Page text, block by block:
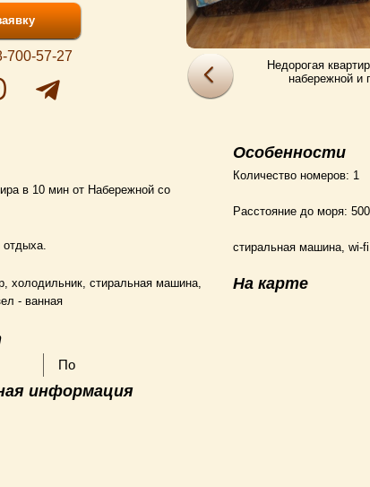
700-57-27
Недорогая
набережной и
в 10 мин от Набережной со
отдыха.
холодильник, стиральная машина,
- ванная
По
информация
Особенности
Количество номеров: 1
Расстояние до моря:
стиральная машина, wi-
На карте